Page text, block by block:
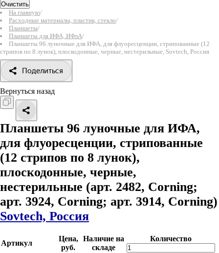
Очистить
На главную/
Расходные материалы, пластик, стекло/
Планшеты/
Планшеты для ИФА, ИФлА/
Планшеты 96 луночные для ИФА, для флуоресценции, стрипованные (12
стрипов по 8 лунок), плоскодонные, черные, нестерильные, Sovtech, Россия
Поделиться
Вернуться назад
Планшеты 96 луночные для ИФА,
для флуоресценции, стрипованные
(12 стрипов по 8 лунок),
плоскодонные, черные,
нестерильные (арт. 2482, Corning;
арт. 3924, Corning; арт. 3914, Corning)
Sovtech, Россия
Артикул
Цена,
руб.
Наличие на
складе
Количество